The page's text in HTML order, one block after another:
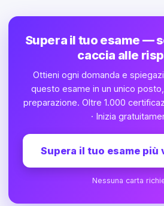
Supera il tuo esame —
caccia alle
Ottieni ogni domanda e
questo esame in un unico
preparazione. Oltre 1.000
· Inizia
Supera il tuo esame più
Nessuna carta